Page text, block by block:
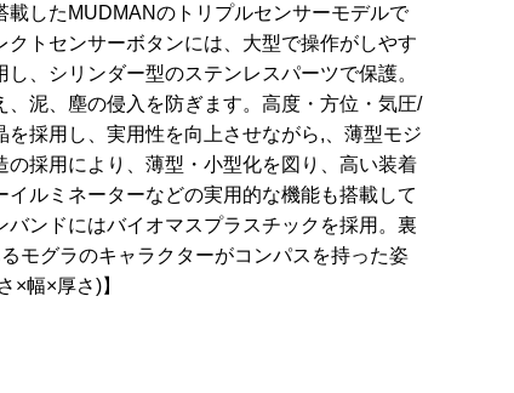
載したMUDMANのトリプルセンサーモデルで
トセンサーボタンには、大型で操作がしやす
、シリンダー型のステンレスパーツで保護。
泥、塵の侵入を防ぎます。高度・方位・気圧/
採用し、実用性を向上させながら,、薄型モジ
の採用により、薄型・小型化を図り、高い装着
ルミネーターなどの実用的な機能も搭載して
ンドにはバイオマスプラスチックを採用。裏
モグラのキャラクターがコンパスを持った姿
×幅×厚さ)】